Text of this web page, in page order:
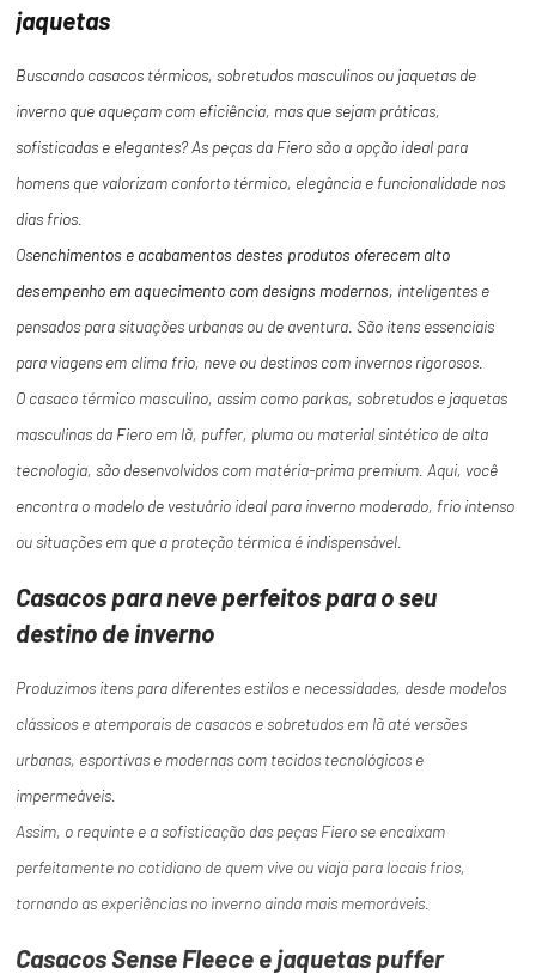
jaquetas
Buscando casacos térmicos, sobretudos masculinos ou jaquetas de
inverno que aqueçam com eficiência, mas que sejam práticas,
sofisticadas e elegantes? As peças da Fiero são a opção ideal para
homens que valorizam conforto térmico, elegância e funcionalidade nos
dias frios.
Osenchimentos e acabamentos destes produtos oferecem alto
desempenho em aquecimento com designs modernos, inteligentes e
pensados para situações urbanas ou de aventura. São itens essenciais
para viagens em clima frio, neve ou destinos com invernos rigorosos.
O casaco térmico masculino, assim como parkas, sobretudos e jaquetas
masculinas da Fiero em lã, puffer, pluma ou material sintético de alta
tecnologia, são desenvolvidos com matéria-prima premium. Aqui, você
encontra o modelo de vestuário ideal para inverno moderado, frio intenso
ou situações em que a proteção térmica é indispensável.
Casacos para neve perfeitos para o seu
destino de inverno
Produzimos itens para diferentes estilos e necessidades, desde modelos
clássicos e atemporais de casacos e sobretudos em lã até versões
urbanas, esportivas e modernas com tecidos tecnológicos e
impermeáveis.
Assim, o requinte e a sofisticação das peças Fiero se encaixam
perfeitamente no cotidiano de quem vive ou viaja para locais frios,
tornando as experiências no inverno ainda mais memoráveis.
Casacos Sense Fleece e jaquetas puffer